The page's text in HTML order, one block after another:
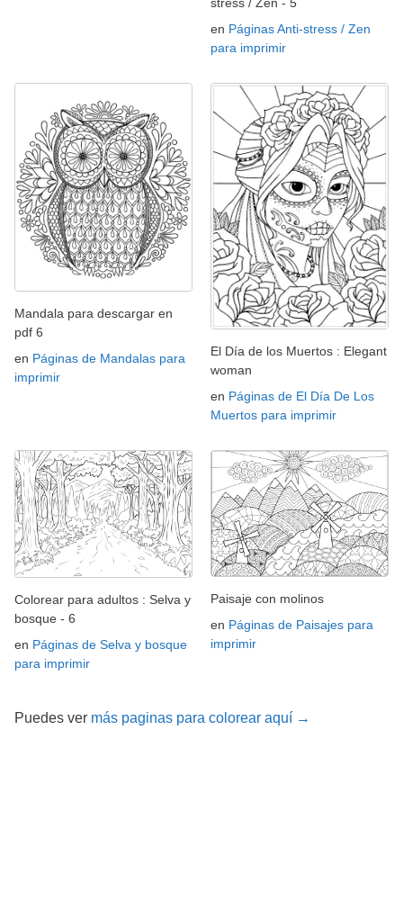
en Páginas Anti-stress / Zen
para imprimir
Mandala para descargar en
pdf 6
en Páginas de Mandalas para
imprimir
El Día de los Muertos : Elegant
woman
en Páginas de El Día De Los
Muertos para imprimir
Colorear para adultos : Selva y
bosque - 6
en Páginas de Selva y bosque
para imprimir
Paisaje con molinos
en Páginas de Paisajes para
imprimir
Puedes ver más paginas para colorear aquí →